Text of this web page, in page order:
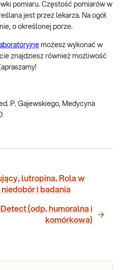
pomiaru. Częstość pomiarów w
jest przez lekarza. Na ogół
o określonej porze.
możesz wykonać w
znajdziesz również możliwość
P. Gajewskiego, Medycyna
lutropina. Rola w
i badania
(odp. humoralna i
komórkowa)